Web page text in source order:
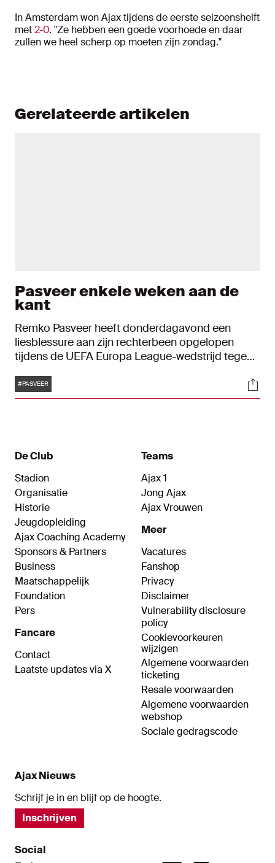
In Amsterdam won Ajax tijdens de eerste seizoenshelft
met2-0. "Ze hebben een goede voorhoede en daar
zullen we heel scherp op moeten zijn zondag."
Gerelateerde artikelen
Pasveer enkele weken aan de
kant
Remko Pasveer heeft donderdagavond een
liesblessure aan zijn rechterbeen opgelopen
tijdens de UEFA Europa League-wedstrijd tegen
minimaal enkele weken aan de kant.
Tags
#PASVEER
De Club
Stadion
Organisatie
Historie
Jeugdopleiding
Ajax Coaching Academy
Sponsors & Partners
Business
Maatschappelijk
Foundation
Pers
Fancare
Contact
Laatste updates via X
Teams
Ajax 1
Jong Ajax
Ajax Vrouwen
Meer
Vacatures
Fanshop
Privacy
Disclaimer
Vulnerability disclosure
policy
Cookievoorkeuren
wijzigen
Algemene voorwaarden
ticketing
Resale voorwaarden
Algemene voorwaarden
webshop
Sociale gedragscode
Ajax Nieuws
Schrijf je in en blijf op de hoogte.
Inschrijven
Social